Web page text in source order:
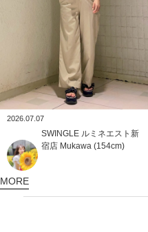
2026.07.07
SWINGLE ルミネエスト新
宿店 Mukawa (154cm)
MORE